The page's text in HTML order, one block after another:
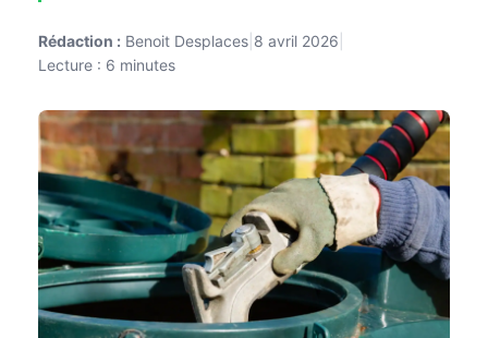
Rédaction : Benoit Desplaces 8 avril 2026
Lecture : 6 minutes